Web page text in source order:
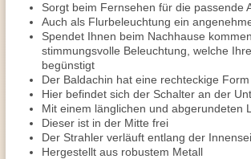
Sorgt beim Fernsehen für die passende
Auch als Flurbeleuchtung ein
Spendet Ihnen beim Nachhause
stimmungsvolle Beleuchtung, welche
begünstigt
Der Baldachin hat eine rechteckige Form
Hier befindet sich der Schalter an der
Mit einem länglichen und abgerundeten
Dieser ist in der Mitte frei
Der Strahler verläuft entlang der
Hergestellt aus robustem Metall